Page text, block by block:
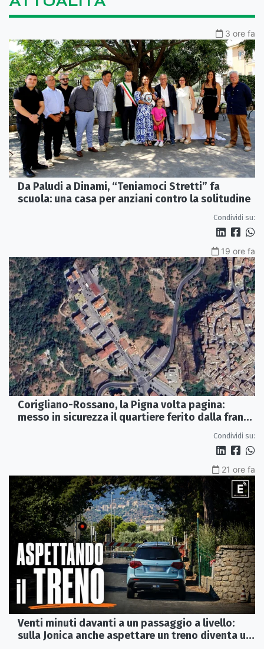
3 ore fa
Da Paludi a Dinami, “Teniamoci Stretti” fa
scuola: una casa per anziani contro la solitudine
Condividi su:
19 ore fa
Corigliano-Rossano, la Pigna volta pagina:
messo in sicurezza il quartiere ferito dalla frana
Condividi su:
21 ore fa
Venti minuti davanti a un passaggio a livello:
sulla Jonica anche aspettare un treno diventa un